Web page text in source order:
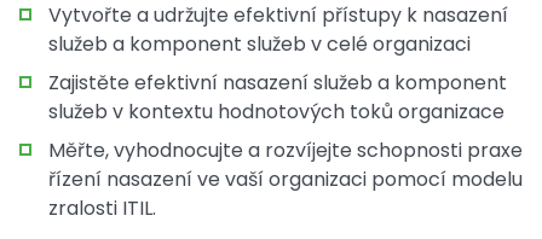
Vytvořte a udržujte efektivní přístupy k nasazení
služeb a komponent služeb v celé organizaci
Zajistěte efektivní nasazení služeb a komponent
služeb v kontextu hodnotových toků organizace
Měřte, vyhodnocujte a rozvíjejte schopnosti praxe
řízení nasazení ve vaší organizaci pomocí modelu
zralosti ITIL.